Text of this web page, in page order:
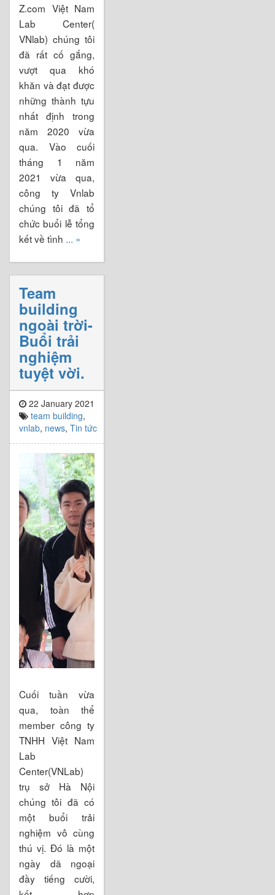
Z.com Việt Nam
Lab Center(
VNlab) chúng tôi
đã rất cố gắng,
vượt qua khó
khăn và đạt được
những thành tựu
nhất định trong
năm 2020 vừa
qua. Vào cuối
tháng 1 năm
2021 vừa qua,
công ty Vnlab
chúng tôi đã tổ
chức buổi lễ tổng
kết về tình ... »
Team
building
ngoài trời-
Buổi trải
nghiệm
tuyệt vời.
22 January 2021
team building,
vnlab, news, Tin tức
Cuối tuần vừa
qua, toàn thể
member công ty
TNHH Việt Nam
Lab
Center(VNLab)
trụ sở Hà Nội
chúng tôi đã có
một buổi trải
nghiệm vô cùng
thú vị. Đó là một
ngày dã ngoại
đầy tiếng cười,